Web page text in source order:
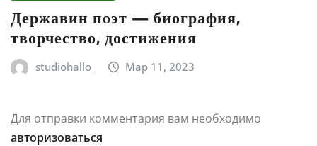
Державин поэт — биография,
творчество, достижения
studiohallo_ Мар 11, 2023
Для отправки комментария вам необходимо
авторизоваться